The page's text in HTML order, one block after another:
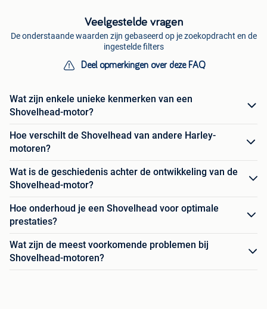
Veelgestelde vragen
De onderstaande waarden zijn gebaseerd op je zoekopdracht en de
ingestelde filters
Deel opmerkingen over deze FAQ
Wat zijn enkele unieke kenmerken van een
Shovelhead-motor?
Hoe verschilt de Shovelhead van andere Harley-
motoren?
Wat is de geschiedenis achter de ontwikkeling van de
Shovelhead-motor?
Hoe onderhoud je een Shovelhead voor optimale
prestaties?
Wat zijn de meest voorkomende problemen bij
Shovelhead-motoren?